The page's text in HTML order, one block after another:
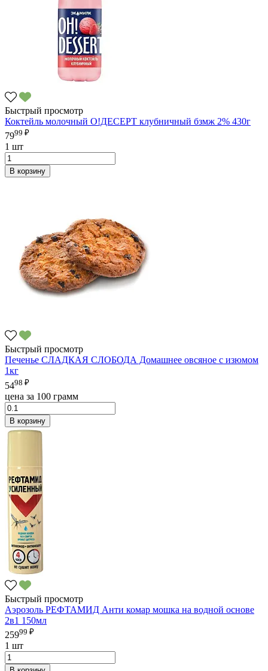
Быстрый просмотр
Коктейль молочный О!ДЕСЕРТ клубничный бзмж 2% 430г
7999 ₽
1 шт
В корзину
Быстрый просмотр
Печенье СЛАДКАЯ СЛОБОДА Домашнее овсяное с изюмом
1кг
5498 ₽
цена за 100 грамм
В корзину
Быстрый просмотр
Аэрозоль РЕФТАМИД Анти комар мошка на водной основе
2в1 150мл
25999 ₽
1 шт